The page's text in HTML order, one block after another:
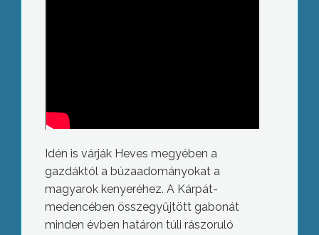
Idén is várják Heves megyében a
gazdáktól a búzaadományokat a
magyarok kenyeréhez. A Kárpát-
medencében összegyűjtött gabonát
minden évben határon túli rászoruló